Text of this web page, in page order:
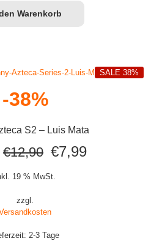
Warenkorb
-38%
S2 – Luis Mata
SALE 38%
€12,90 Ursprünglicher
Preis
€12,90
€7,99Aktueller
19 % MwSt.
zzgl.
2-3 Tage